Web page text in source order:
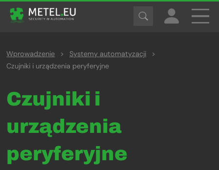
Wprowadzenie > Systemy automatyzacji
>
Czujniki i urządzenia peryferyjne
Czujniki i
urządzenia
peryferyjne